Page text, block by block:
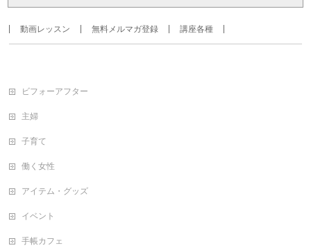
動画レッスン 無料メルマガ登録 講座各種
ビフォーアフター
主婦
子育て
働く女性
アイテム・グッズ
イベント
手帳カフェ